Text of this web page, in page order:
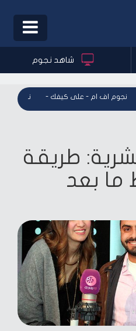
Toggle
شاهد نجوم
- نجوم اف ام - على كيفك نجوم اف
طريقة
ما بعد